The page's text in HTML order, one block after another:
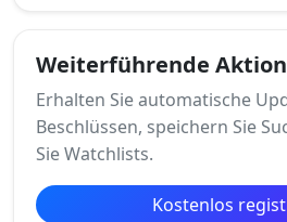
Weiterführende
Erhalten Sie automatische
Beschlüssen, speichern Sie
Sie Watchlists.
Kostenlos